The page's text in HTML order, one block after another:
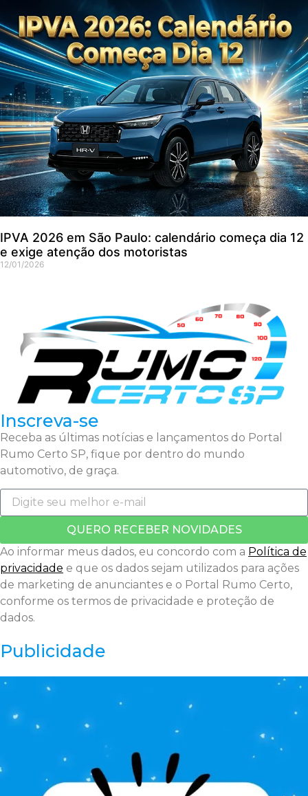
IPVA 2026 em São Paulo: calendário começa dia 12
e exige atenção dos motoristas
12/01/2026
Inscreva-se
Receba as últimas notícias e lançamentos do Portal
Rumo Certo SP, fique por dentro do mundo
automotivo, de graça.
QUERO RECEBER NOVIDADES
Ao informar meus dados, eu concordo com a Política de
privacidade e que os dados sejam utilizados para ações
de marketing de anunciantes e o Portal Rumo Certo,
conforme os termos de privacidade e proteção de
dados.
Publicidade